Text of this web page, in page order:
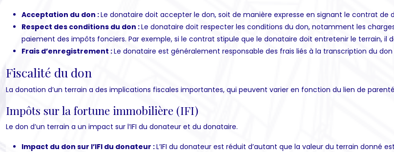
Acceptation du don :Le donataire doit accepter le don, soit de manière expresse en signant le contrat
Respect des conditions du don :Le donataire doit respecter les conditions du don, notamment les
paiement des impôts fonciers. Par exemple, si le contrat stipule que le donataire doit entretenir le terrain, il
Frais d’enregistrement :Le donataire est généralement responsable des frais liés à la transcription du
Fiscalité du don
La donation d’un terrain a des implications fiscales importantes, qui peuvent varier en fonction du lien de
Impôts sur la fortune immobilière (IFI)
Le don d’un terrain a un impact sur l’IFI du donateur et du donataire.
Impact du don sur l’IFI du donateur :L’IFI du donateur est réduit d’autant que la valeur du terrain donné